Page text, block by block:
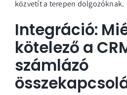
közvetít a terepen dolgozóknak.
Integráció:
kötelező a
számlázó